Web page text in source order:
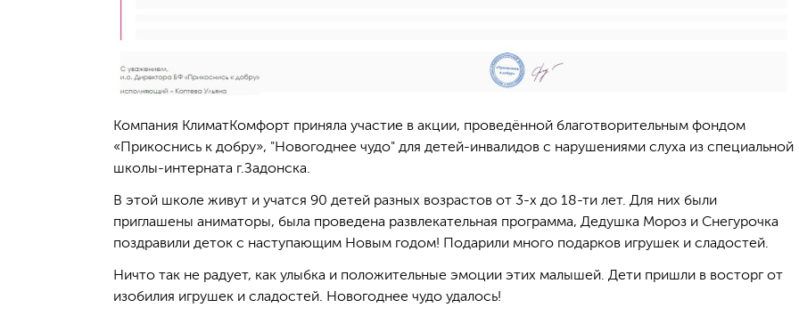
Компания КлиматКомфорт приняла участие в акции, проведённой благотворительным фондом
«Прикоснись к добру», "Новогоднее чудо" для детей-инвалидов с нарушениями слуха из специальной
школы-интерната г.Задонска.
В этой школе живут и учатся 90 детей разных возрастов от 3-х до 18-ти лет. Для них были
приглашены аниматоры, была проведена развлекательная программа, Дедушка Мороз и Снегурочка
поздравили деток с наступающим Новым годом! Подарили много подарков игрушек и сладостей.
Ничто так не радует, как улыбка и положительные эмоции этих малышей. Дети пришли в восторг от
изобилия игрушек и сладостей. Новогоднее чудо удалось!